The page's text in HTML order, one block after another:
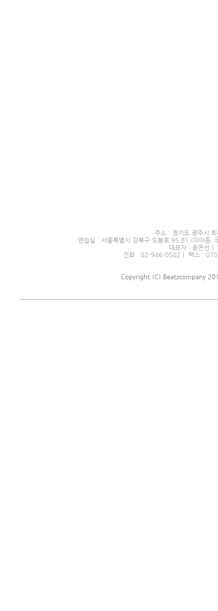
주소 : 경기도 광주시
연습실 : 서울특별시 강북구 도봉로 95 B1 (미아동,
대표자 : 윤돈선
전화 : 02-946-0502｜ 팩스 :
Copyright (C) Beatzcompany